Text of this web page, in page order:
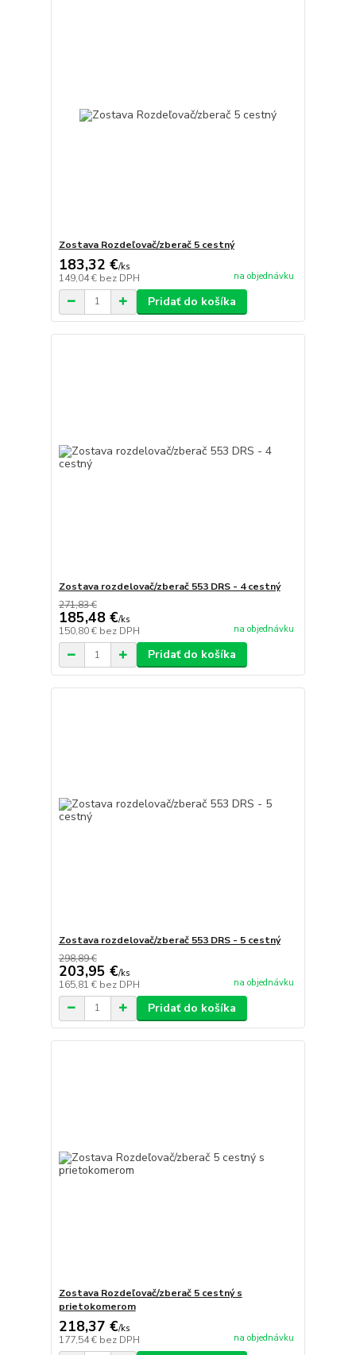
Zostava Rozdeľovač/zberač 5 cestný
183,32 €/ks
149,04 € bez DPH na objednávku
Pridať do košíka
Zostava rozdelovač/zberač 553 DRS - 4 cestný
271,83 €
185,48 €/ks
150,80 € bez DPH na objednávku
Pridať do košíka
Zostava rozdelovač/zberač 553 DRS - 5 cestný
298,89 €
203,95 €/ks
165,81 € bez DPH na objednávku
Pridať do košíka
Zostava Rozdeľovač/zberač 5 cestný s
prietokomerom
218,37 €/ks
177,54 € bez DPH na objednávku